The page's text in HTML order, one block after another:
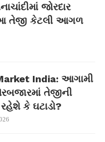
જોરદાર
તેજી કેટલી આગળ
India: આગામી
તેજીની
કે ઘટાડો?